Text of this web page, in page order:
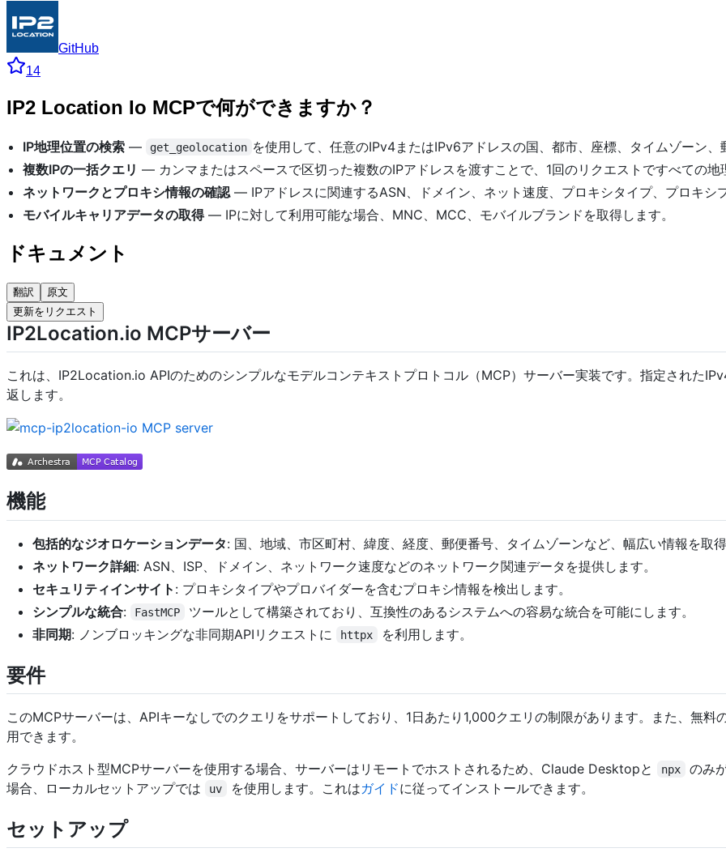
GitHub
14
IP2 Location Io MCPで何ができますか？
IP地理位置の検索 — get_geolocation を使用して、任意のIPv4またはIPv6アドレスの国、都市、座標、タイムゾーン、
複数IPの一括クエリ — カンマまたはスペースで区切った複数のIPアドレスを渡すことで、1回のリクエストですべての地
ネットワークとプロキシ情報の確認 — IPアドレスに関連するASN、ドメイン、ネット速度、プロキシタイプ、プロキシ
モバイルキャリアデータの取得— IPに対して利用可能な場合、MNC、MCC、モバイルブランドを取得します。
ドキュメント
翻訳
原文
更新をリクエスト
IP2Location.io MCPサーバー
これは、IP2Location.io APIのためのシンプルなモデルコンテキストプロトコル（MCP）サーバー実装です。指定された
返します。
機能
包括的なジオロケーションデータ: 国、地域、市区町村、緯度、経度、郵便番号、タイムゾーンなど、幅広い情報を取得
ネットワーク詳細: ASN、ISP、ドメイン、ネットワーク速度などのネットワーク関連データを提供します。
セキュリティインサイト : プロキシタイプやプロバイダーを含むプロキシ情報を検出します。
シンプルな統合: FastMCP
ツールとして構築されており、互換性のあるシステムへの容易な統合を可能にします。
非同期: ノンブロッキングな非同期APIリクエストに httpx を利用します。
要件
このMCPサーバーは、APIキーなしでのクエリをサポートしており、1日あたり1,000クエリの制限があります。また、無料
用できます。
クラウドホスト型MCPサーバーを使用する場合、サーバーはリモートでホストされるため、Claude Desktopと
npx
のみ
場合、ローカルセットアップでは
uv を使用します。これはガイドに従ってインストールできます。
セットアップ